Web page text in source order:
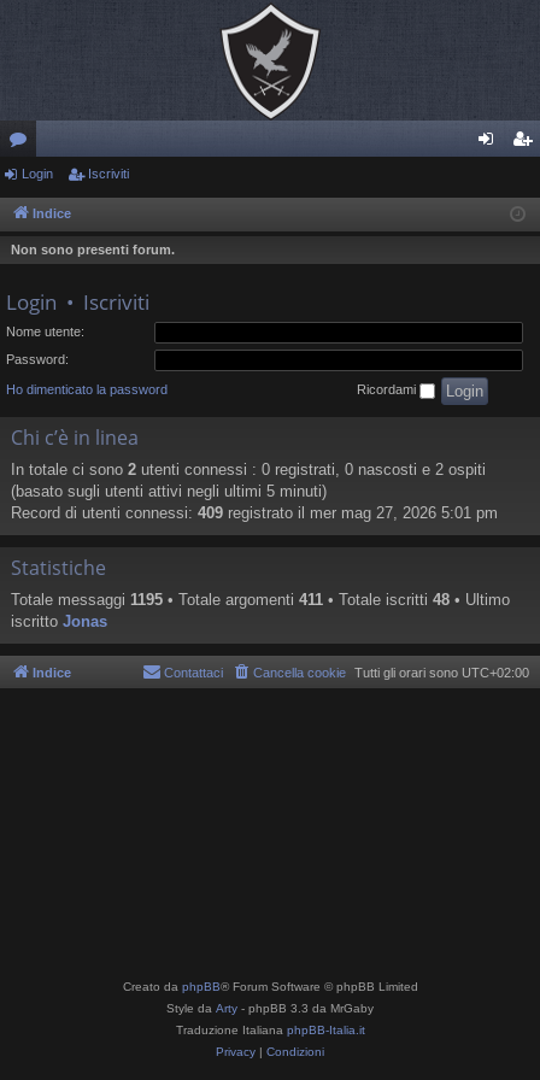
or
u
m
riv
Login Iscriviti
Indice
Non sono presenti forum.
Login • Iscriviti
Nome utente:
Password:
Ho dimenticato la password Ricordami
Chi c’è in linea
In totale ci sono 2 utenti connessi : 0 registrati, 0 nascosti e 2 ospiti
(basato sugli utenti attivi negli ultimi 5 minuti)
Record di utenti connessi: 409 registrato il mer mag 27, 2026 5:01 pm
Statistiche
Totale messaggi 1195 • Totale argomenti 411 • Totale iscritti 48 • Ultimo
iscritto Jonas
Indice Tutti gli orari sono UTC+02:00
Cancella cookie
Contattaci
Creato da phpBB® Forum Software © phpBB Limited
Style da Arty - phpBB 3.3 da MrGaby
Traduzione Italiana phpBB-Italia.it
Privacy | Condizioni